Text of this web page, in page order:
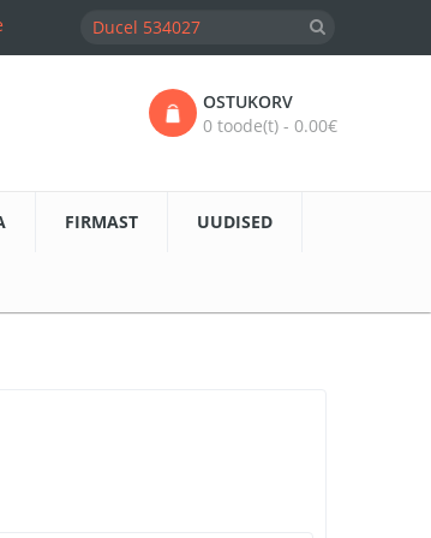
OSTUKORV
0 toode(t) - 0.00€
FIRMAST UUDISED